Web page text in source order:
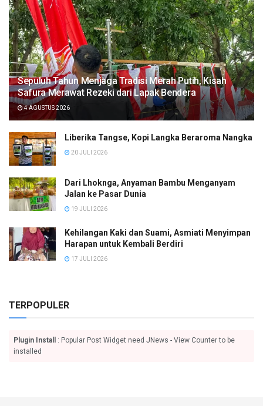
Sepuluh Tahun Menjaga Tradisi Merah Putih, Kisah
Safura Merawat Rezeki dari Lapak Bendera
4 AGUSTUS 2026
Liberika Tangse, Kopi Langka Beraroma Nangka
20 JULI 2026
Dari Lhoknga, Anyaman Bambu Menganyam
Jalan ke Pasar Dunia
19 JULI 2026
Kehilangan Kaki dan Suami, Asmiati Menyimpan
Harapan untuk Kembali Berdiri
17 JULI 2026
TERPOPULER
Plugin Install
: Popular Post Widget need JNews - View Counter to be
installed